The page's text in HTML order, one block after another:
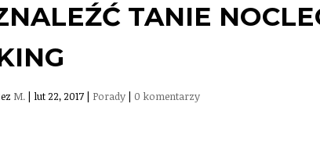
TANIE
M. | lut 22, 2017 | Porady | 0 komentarzy